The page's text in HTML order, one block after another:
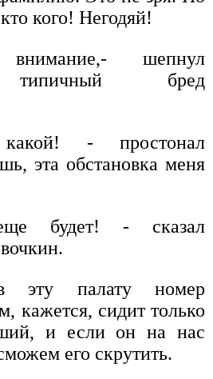
кого! Негодяй!
шепнул
типичный бред
- простонал
эта обстановка меня
будет! - сказал
палату номер
кажется, сидит только
и если он на нас
его скрутить.